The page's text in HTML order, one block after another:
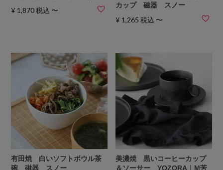
¥ 1,870 税込 〜
カップ 磁器 スノー
¥ 1,265 税込 〜
有田焼 白いソフトボウル茶
碗 磁器 スノー
美濃焼 黒いコーヒーカップ
＆ソーサー YOZORA｜M苦